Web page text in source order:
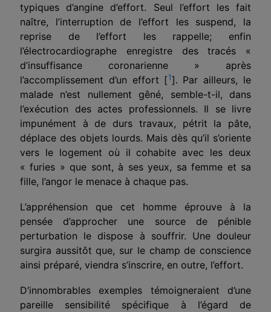
typiques d’angine d’effort. Seul l’effort les fait
naître, l’interruption de l’effort les suspend, la
reprise de l’effort les rappelle; enfin
l’électrocardiographe enregistre des tracés «
d’insuffisance coronarienne » après
l’accomplissement d’un effort [1]. Par ailleurs, le
malade n’est nullement gêné, semble-t-il, dans
l’exécution des actes professionnels. Il se livre
impunément à de durs travaux, pétrit la pâte,
déplace des objets lourds. Mais dès qu’il s’oriente
vers le logement où il cohabite avec les deux
« furies » que sont, à ses yeux, sa femme et sa
fille, l’angor le menace à chaque pas.
L’appréhension que cet homme éprouve à la
pensée d’approcher une source de pénible
perturbation le dispose à souffrir. Une douleur
surgira aussitôt que, sur le champ de conscience
ainsi préparé, viendra s’inscrire, en outre, l’effort.
D’innombrables exemples témoigneraient d’une
pareille sensibilité spécifique à l’égard de